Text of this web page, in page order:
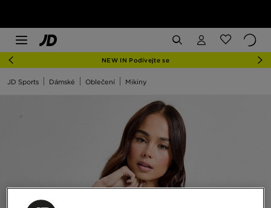
NEW IN Podívejte se
JD Sports Dámské Oblečení Mikiny